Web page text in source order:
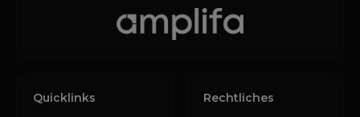
Quicklinks
Rechtliches